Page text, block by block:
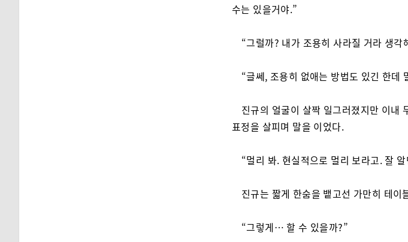
수는 있을거야.”
“그럴까? 내가 조용히 사라질 거라 생각
“글쎄, 조용히 없애는 방법도 있긴 한데
진규의 얼굴이 살짝 일그러졌지만 이내
표정을 살피며 말을 이었다.
“멀리 봐. 현실적으로 멀리 보라고. 잘
진규는 짧게 한숨을 뱉고선 가만히 테이
“그렇게… 할 수 있을까?”